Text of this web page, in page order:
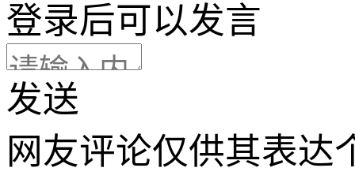
登录后可以发言
发送
网友评论仅供其表达